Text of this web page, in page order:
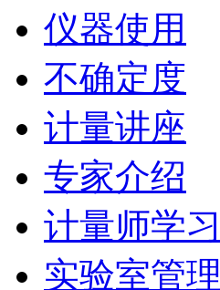
仪器使用
不确定度
计量讲座
专家介绍
计量师学习
实验室管理